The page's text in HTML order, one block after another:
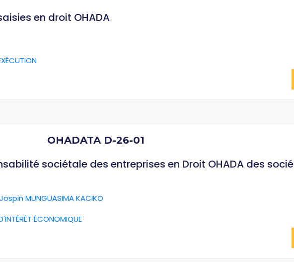
en droit OHADA
OHADATA D-26-01
sociétale des entreprises en Droit OHADA des
Jospin MUNGUASIMA KACIKO
ÉCONOMIQUE